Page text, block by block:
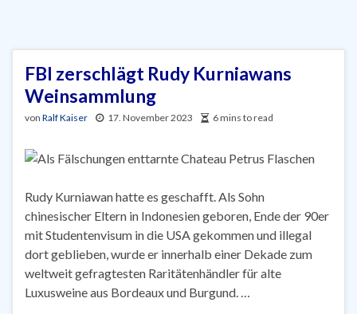
FBI zerschlägt Rudy Kurniawans
Weinsammlung
von Ralf Kaiser 17. November 2023 6 mins to read
Rudy Kurniawan hatte es geschafft. Als Sohn
chinesischer Eltern in Indonesien geboren, Ende der 90er
mit Studentenvisum in die USA gekommen und illegal
dort geblieben, wurde er innerhalb einer Dekade zum
weltweit gefragtesten Raritätenhändler für alte
Luxusweine aus Bordeaux und Burgund. …